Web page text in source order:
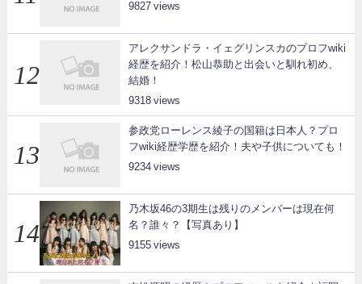
9827
アレクサンドラ・イェグリンスカのプロフwiki
経歴を紹介！松山恭助と出会いと馴れ初め、
結婚！
9318
参政党ローレンス綾子の国籍は日本人？プロ
フwiki経歴学歴を紹介！夫や子供についても！
9234
乃木坂46の3期生は残りのメンバーは現在何
名？誰々？【写真あり】
9155